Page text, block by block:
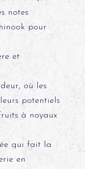
notes
pour
et
où les
potentiels
à noyaux
qui fait la
en